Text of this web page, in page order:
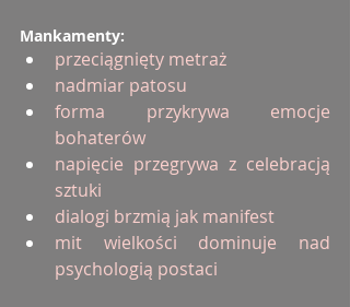
Mankamenty:
przeciągnięty metraż
nadmiar patosu
forma przykrywa emocje
bohaterów
napięcie przegrywa z celebracją
sztuki
dialogi brzmią jak manifest
mit wielkości dominuje nad
psychologią postaci